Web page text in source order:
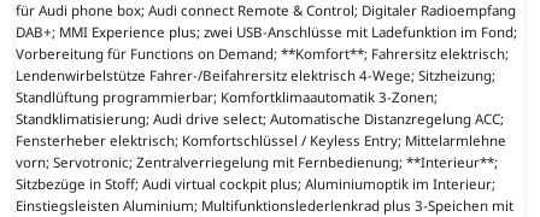
für Audi phone box; Audi connect Remote & Control; Digitaler Radioempfang
DAB+; MMI Experience plus; zwei USB-Anschlüsse mit Ladefunktion im Fond;
Vorbereitung für Functions on Demand; **Komfort**; Fahrersitz elektrisch;
Lendenwirbelstütze Fahrer-/Beifahrersitz elektrisch 4-Wege; Sitzheizung;
Standlüftung programmierbar; Komfortklimaautomatik 3-Zonen;
Standklimatisierung; Audi drive select; Automatische Distanzregelung ACC;
Fensterheber elektrisch; Komfortschlüssel / Keyless Entry; Mittelarmlehne
vorn; Servotronic; Zentralverriegelung mit Fernbedienung; **Interieur**;
Sitzbezüge in Stoff; Audi virtual cockpit plus; Aluminiumoptik im Interieur;
Einstiegsleisten Aluminium; Multifunktionslederlenkrad plus 3-Speichen mit